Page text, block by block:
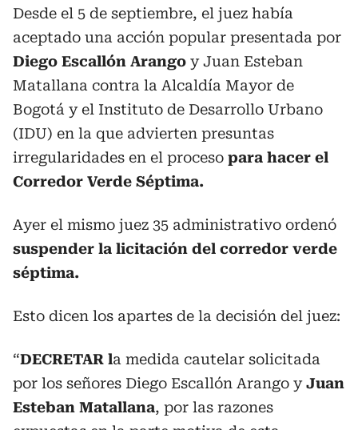
Desde el 5 de septiembre, el juez había
aceptado una acción popular presentada por
Diego Escallón Arango y Juan Esteban
Matallana contra la Alcaldía Mayor de
Bogotá y el Instituto de Desarrollo Urbano
(IDU) en la que advierten presuntas
irregularidades en el proceso para hacer el
Corredor Verde Séptima.
Ayer el mismo juez 35 administrativo ordenó
suspender la licitación del corredor verde
séptima.
Esto dicen los apartes de la decisión del juez:
“DECRETAR la medida cautelar solicitada
por los señores Diego Escallón Arango yJuan
Esteban Matallana, por las razones